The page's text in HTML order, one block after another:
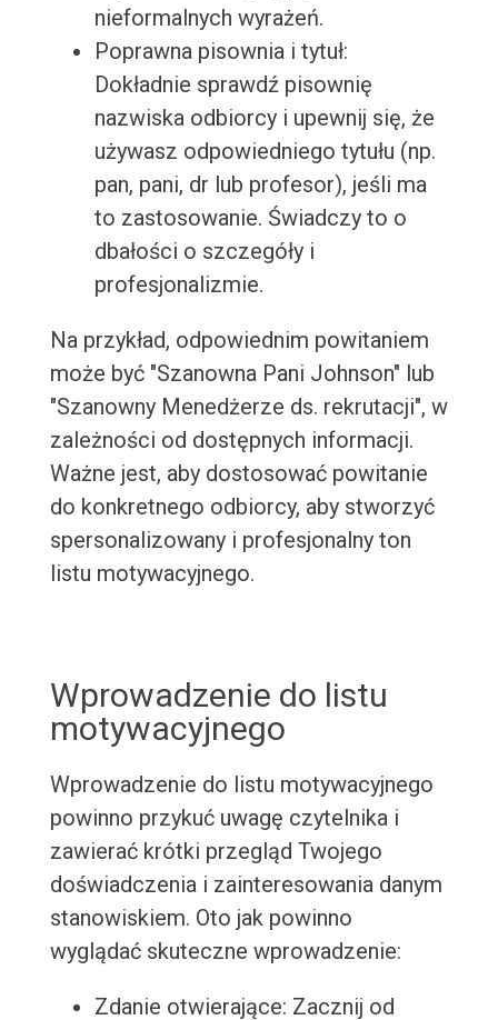
nieformalnych wyrażeń.
Poprawna pisownia i tytuł:
Dokładnie sprawdź pisownię
nazwiska odbiorcy i upewnij się, że
używasz odpowiedniego tytułu (np.
pan, pani, dr lub profesor), jeśli ma
to zastosowanie. Świadczy to o
dbałości o szczegóły i
profesjonalizmie.
Na przykład, odpowiednim powitaniem
może być "Szanowna Pani Johnson" lub
"Szanowny Menedżerze ds. rekrutacji", w
zależności od dostępnych informacji.
Ważne jest, aby dostosować powitanie
do konkretnego odbiorcy, aby stworzyć
spersonalizowany i profesjonalny ton
listu motywacyjnego.
Wprowadzenie do listu
motywacyjnego
Wprowadzenie do listu motywacyjnego
powinno przykuć uwagę czytelnika i
zawierać krótki przegląd Twojego
doświadczenia i zainteresowania danym
stanowiskiem. Oto jak powinno
wyglądać skuteczne wprowadzenie:
Zdanie otwierające: Zacznij od